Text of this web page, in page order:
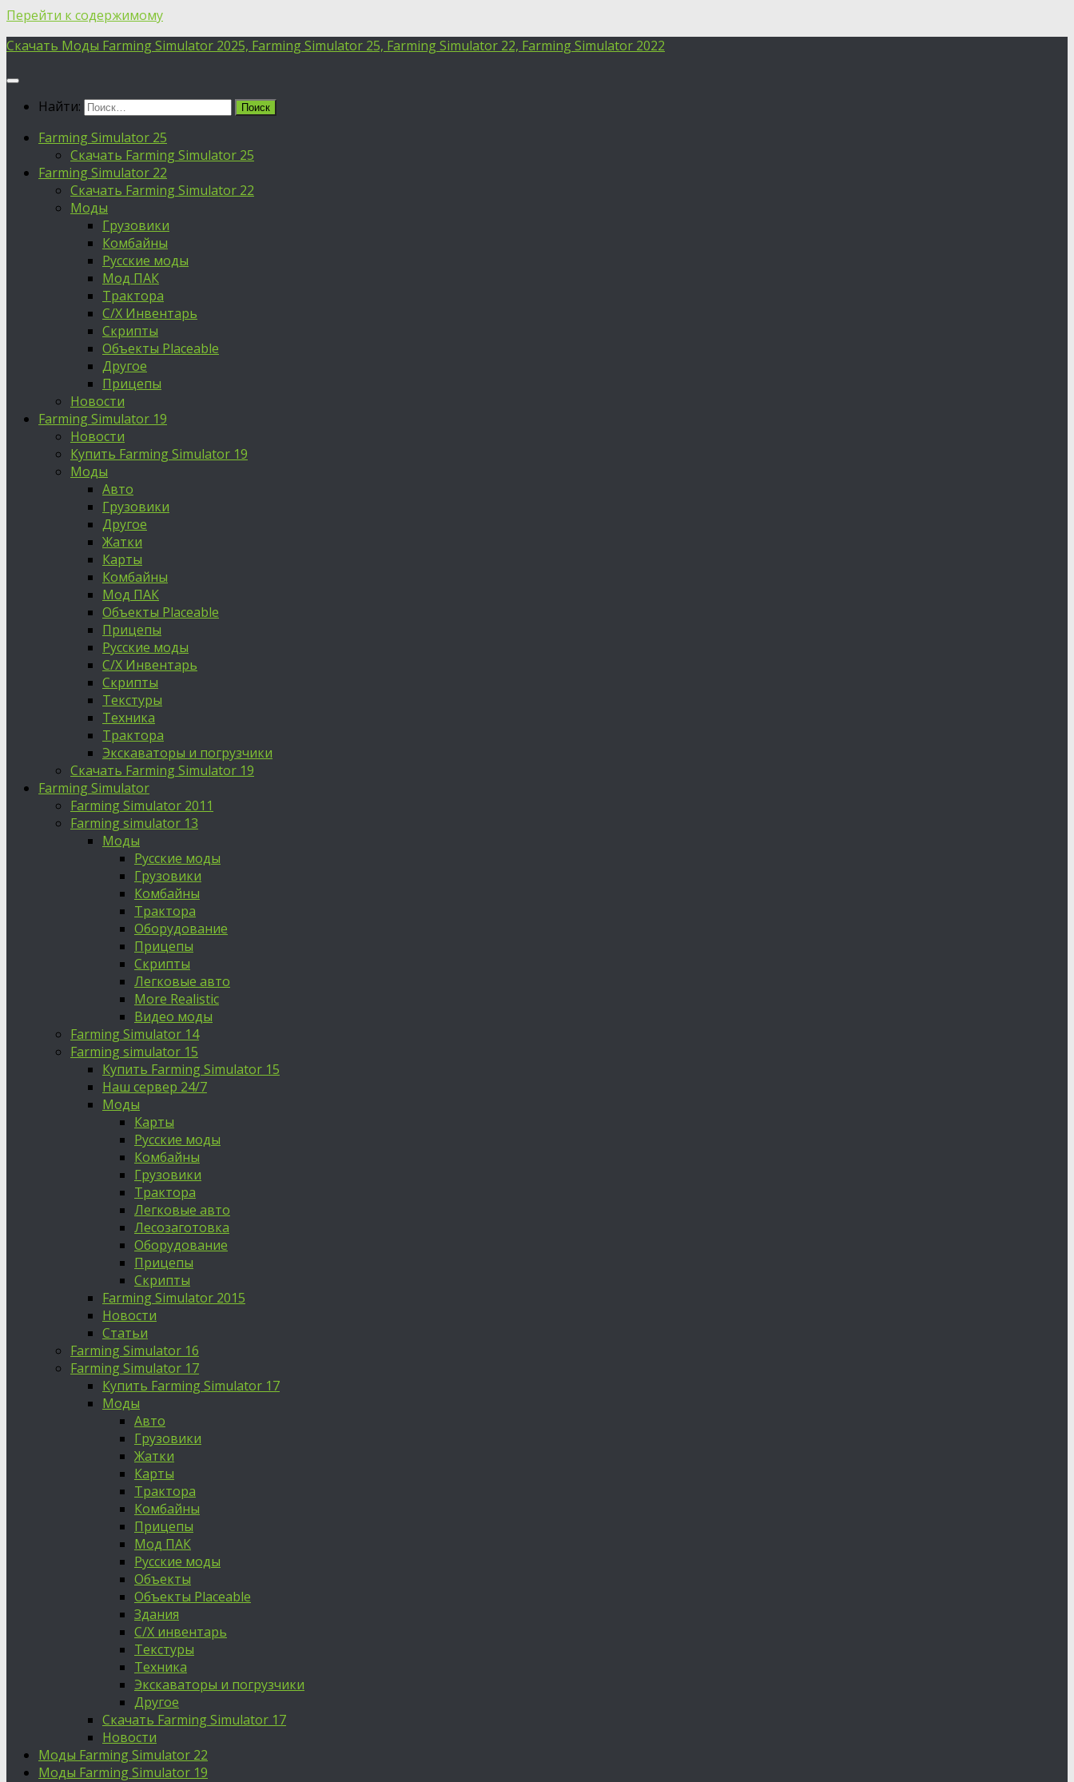
Перейти к содержимому
Скачать Моды Farming Simulator 2025, Farming Simulator 25, Farming Simulator 22, Farming Simulator 2022
Найти:
Farming Simulator 25
Скачать Farming Simulator 25
Farming Simulator 22
Скачать Farming Simulator 22
Моды
Грузовики
Комбайны
Русские моды
Мод ПАК
Трактора
С/Х Инвентарь
Скрипты
Объекты Placeable
Другое
Прицепы
Новости
Farming Simulator 19
Новости
Купить Farming Simulator 19
Моды
Авто
Грузовики
Другое
Жатки
Карты
Комбайны
Мод ПАК
Объекты Placeable
Прицепы
Русские моды
С/Х Инвентарь
Скрипты
Текстуры
Техника
Трактора
Экскаваторы и погрузчики
Скачать Farming Simulator 19
Farming Simulator
Farming Simulator 2011
Farming simulator 13
Моды
Русские моды
Грузовики
Комбайны
Трактора
Оборудование
Прицепы
Скрипты
Легковые авто
More Realistic
Видео моды
Farming Simulator 14
Farming simulator 15
Купить Farming Simulator 15
Наш сервер 24/7
Моды
Карты
Русские моды
Комбайны
Грузовики
Трактора
Легковые авто
Лесозаготовка
Оборудование
Прицепы
Скрипты
Farming Simulator 2015
Новости
Статьи
Farming Simulator 16
Farming Simulator 17
Купить Farming Simulator 17
Моды
Авто
Грузовики
Жатки
Карты
Трактора
Комбайны
Прицепы
Мод ПАК
Русские моды
Объекты
Объекты Placeable
Здания
С/Х инвентарь
Текстуры
Техника
Экскаваторы и погрузчики
Другое
Скачать Farming Simulator 17
Новости
Моды Farming Simulator 22
Моды Farming Simulator 19